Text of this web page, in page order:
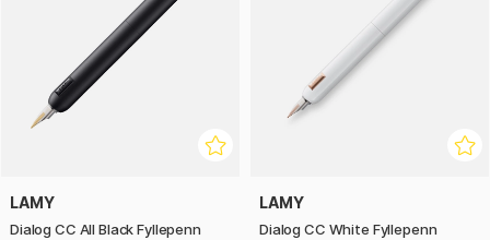
LAMY
Dialog CC All Black Fyllepenn
LAMY
Dialog CC White Fyllepenn